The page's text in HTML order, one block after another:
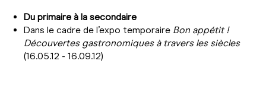
Du primaire à la secondaire
Dans le cadre de l’expo temporaire Bon appétit !
Découvertes gastronomiques à travers les siècles
(16.05.12 - 16.09.12)